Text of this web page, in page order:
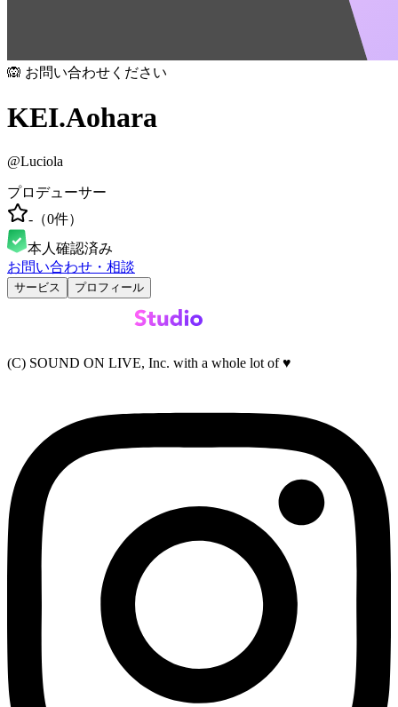
🙉 お問い合わせください
KEI.Aohara
@Luciola
プロデューサー
- （0件）
本人確認済み
お問い合わせ・相談
サービス プロフィール
(C) SOUND ON LIVE, Inc. with a whole lot of ♥